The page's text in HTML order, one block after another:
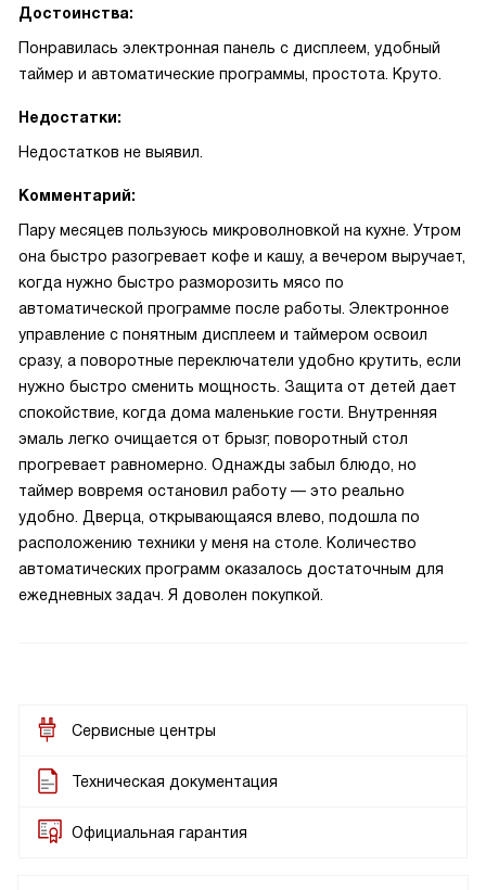
Достоинства:
Понравилась электронная панель с дисплеем, удобный
таймер и автоматические программы, простота. Круто.
Недостатки:
Недостатков не выявил.
Комментарий:
Пару месяцев пользуюсь микроволновкой на кухне. Утром
она быстро разогревает кофе и кашу, а вечером выручает,
когда нужно быстро разморозить мясо по
автоматической программе после работы. Электронное
управление с понятным дисплеем и таймером освоил
сразу, а поворотные переключатели удобно крутить, если
нужно быстро сменить мощность. Защита от детей дает
спокойствие, когда дома маленькие гости. Внутренняя
эмаль легко очищается от брызг, поворотный стол
прогревает равномерно. Однажды забыл блюдо, но
таймер вовремя остановил работу — это реально
удобно. Дверца, открывающаяся влево, подошла по
расположению техники у меня на столе. Количество
автоматических программ оказалось достаточным для
ежедневных задач. Я доволен покупкой.
Сервисные центры
Техническая документация
Официальная гарантия